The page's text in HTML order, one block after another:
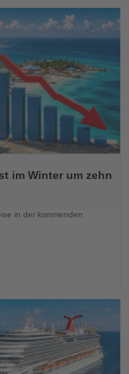
im Winter um zehn
in der kommenden